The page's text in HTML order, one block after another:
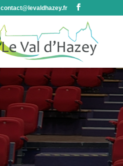
contact@levaldhazey.fr